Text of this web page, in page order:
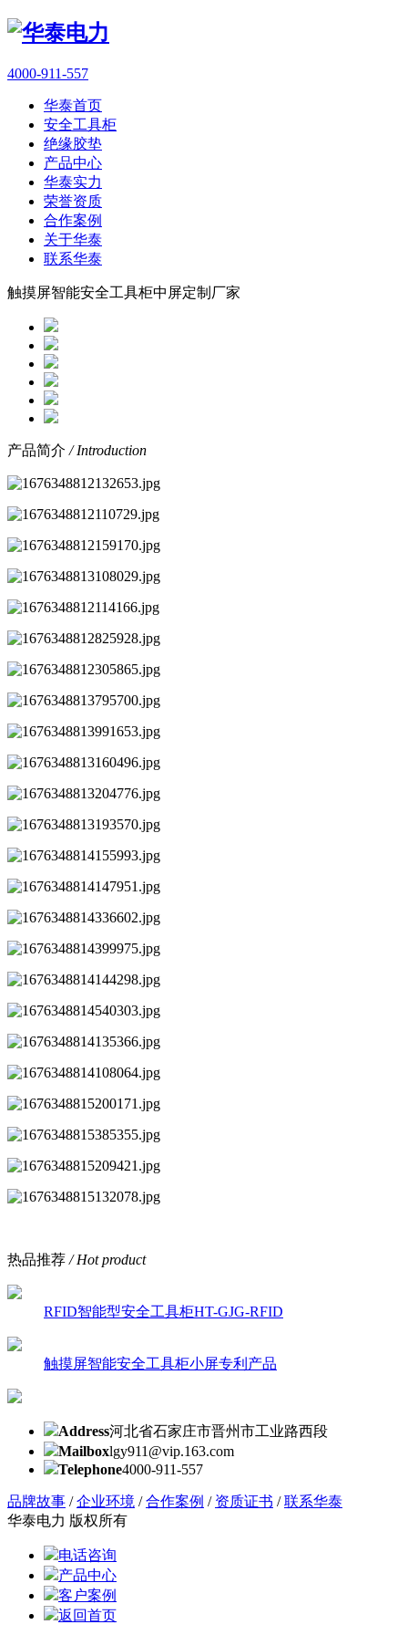
4000-911-557
华泰首页
安全工具柜
绝缘胶垫
产品中心
华泰实力
荣誉资质
合作案例
关于华泰
联系华泰
触摸屏智能安全工具柜中屏定制厂家
产品简介 / Introduction
热品推荐 / Hot product
RFID智能型安全工具柜HT-GJG-RFID
触摸屏智能安全工具柜小屏专利产品
Address河北省石家庄市晋州市工业路西段
Mailboxlgy911@vip.163.com
Telephone4000-911-557
品牌故事 /企业环境 /合作案例 / 资质证书 /联系华泰
华泰电力 版权所有
电话咨询
产品中心
客户案例
返回首页